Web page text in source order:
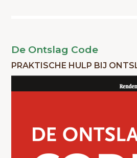
De Ontslag Code
PRAKTISCHE HULP BIJ